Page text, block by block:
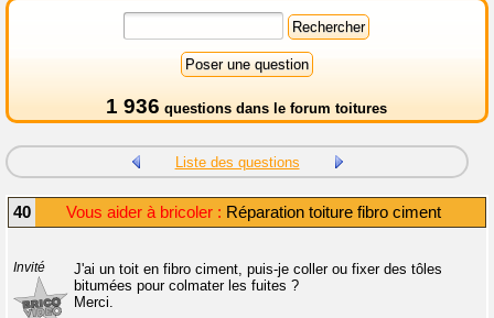
1 936 questions dans le forum toitures
Liste des questions
40 Vous aider à bricoler : Réparation toiture fibro ciment
Invité
J'ai un toit en fibro ciment, puis-je coller ou fixer des tôles
bitumées pour colmater les fuites ?
Merci.